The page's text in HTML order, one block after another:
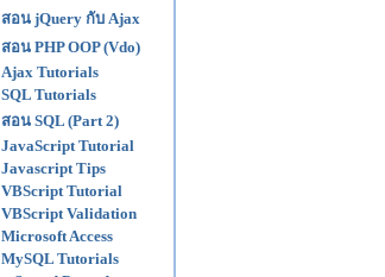
สอน jQuery กับ Ajax
สอน PHP OOP (Vdo)
Ajax Tutorials
SQL Tutorials
สอน SQL (Part 2)
JavaScript Tutorial
Javascript Tips
VBScript Tutorial
VBScript Validation
Microsoft Access
MySQL Tutorials